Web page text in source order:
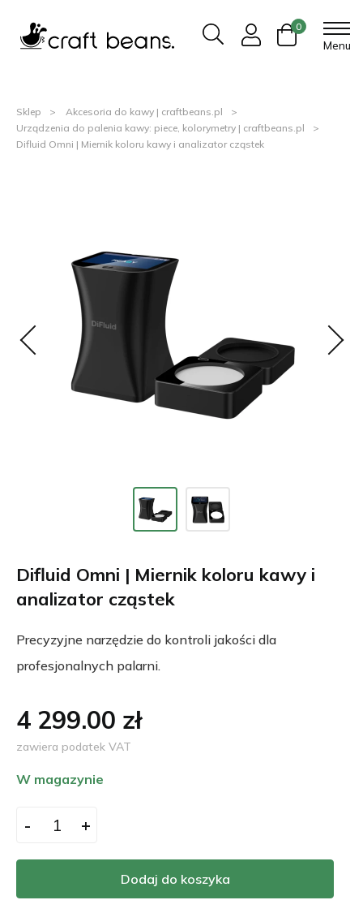
Menu
0
Sklep
Akcesoria do kawy | craftbeans.pl
Urządzenia do palenia kawy: piece, kolorymetry | craftbeans.pl
Difluid Omni | Miernik koloru kawy i analizator cząstek
Difluid Omni | Miernik koloru kawy i
analizator cząstek
Precyzyjne narzędzie do kontroli jakości dla
profesjonalnych palarni.
4 299.00 zł
zawiera podatek VAT
W magazynie
Dodaj do koszyka
- +